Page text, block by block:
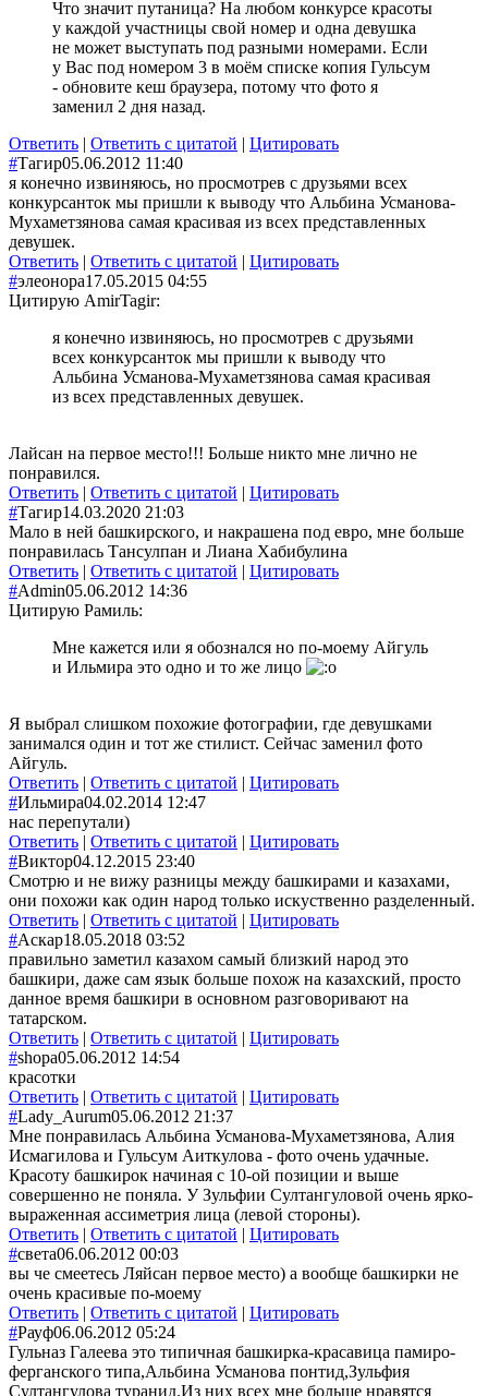
Что значит путаница? На любом конкурсе красоты
у каждой участницы свой номер и одна девушка
не может выступать под разными номерами. Если
у Вас под номером 3 в моём списке копия Гульсум
- обновите кеш браузера, потому что фото я
заменил 2 дня назад.
Ответить | Ответить с цитатой | Цитировать
#Тагир05.06.2012 11:40
я конечно извиняюсь, но просмотрев с друзьями всех
конкурсанток мы пришли к выводу что Альбина Усманова-
Мухаметзянова самая красивая из всех представленных
девушек.
Ответить | Ответить с цитатой | Цитировать
#элеонора17.05.2015 04:55
Цитирую AmirTagir:
я конечно извиняюсь, но просмотрев с друзьями
всех конкурсанток мы пришли к выводу что
Альбина Усманова-Мухаметзянова самая красивая
из всех представленных девушек.
Лайсан на первое место!!! Больше никто мне лично не
понравился.
Ответить | Ответить с цитатой | Цитировать
#Тагир14.03.2020 21:03
Мало в ней башкирского, и накрашена под евро, мне больше
понравилась Тансулпан и Лиана Хабибулина
Ответить | Ответить с цитатой | Цитировать
#Admin05.06.2012 14:36
Цитирую Рамиль:
Мне кажется или я обознался но по-моему Айгуль
и Ильмира это одно и то же лицо
Я выбрал слишком похожие фотографии, где девушками
занимался один и тот же стилист. Сейчас заменил фото
Айгуль.
Ответить | Ответить с цитатой | Цитировать
#Ильмира04.02.2014 12:47
нас перепутали)
Ответить | Ответить с цитатой | Цитировать
#Виктор04.12.2015 23:40
Смотрю и не вижу разницы между башкирами и казахами,
они похожи как один народ только искуственно разделенный.
Ответить | Ответить с цитатой | Цитировать
#Аскар18.05.2018 03:52
правильно заметил казахом самый близкий народ это
башкири, даже сам язык больше похож на казахский, просто
данное время башкири в основном разговоривают на
татарском.
Ответить | Ответить с цитатой | Цитировать
#shopa05.06.2012 14:54
красотки
Ответить | Ответить с цитатой | Цитировать
#Lady_Aurum05.06.2012 21:37
Мне понравилась Альбина Усманова-Мухаметзянова, Алия
Исмагилова и Гульсум Аиткулова - фото очень удачные.
Красоту башкирок начиная с 10-ой позиции и выше
совершенно не поняла. У Зульфии Султангуловой очень ярко-
выраженная ассиметрия лица (левой стороны).
Ответить | Ответить с цитатой | Цитировать
#света06.06.2012 00:03
вы че смеетесь Ляйсан первое место) а вообще башкирки не
очень красивые по-моему
Ответить | Ответить с цитатой | Цитировать
#Рауф06.06.2012 05:24
Гульназ Галеева это типичная башкирка-красавица памиро-
ферганского типа,Альбина Усманова понтид,Зульфия
Султангулова туранид.Из них всех мне больше нравятся